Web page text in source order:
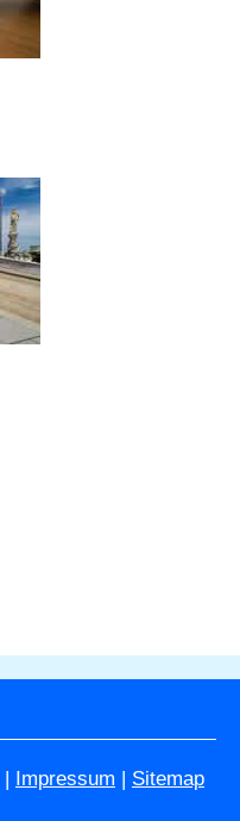
Impressum
Sitemap